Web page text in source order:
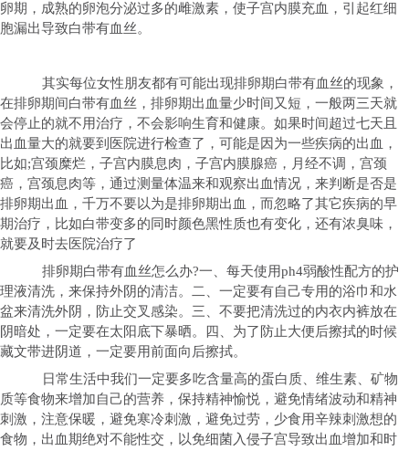
卵期，成熟的卵泡分泌过多的雌激素，使子宫内膜充血，引起红细
胞漏出导致白带有血丝。
其实每位女性朋友都有可能出现排卵期白带有血丝的现象，
在排卵期间白带有血丝，排卵期出血量少时间又短，一般两三天就
会停止的就不用治疗，不会影响生育和健康。如果时间超过七天且
出血量大的就要到医院进行检查了，可能是因为一些疾病的出血，
比如;宫颈糜烂，子宫内膜息肉，子宫内膜腺癌，月经不调，宫颈
癌，宫颈息肉等，通过测量体温来和观察出血情况，来判断是否是
排卵期出血，千万不要以为是排卵期出血，而忽略了其它疾病的早
期治疗，比如白带变多的同时颜色黑性质也有变化，还有浓臭味，
就要及时去医院治疗了
排卵期白带有血丝怎么办?一、每天使用ph4弱酸性配方的护
理液清洗，来保持外阴的清洁。二、一定要有自己专用的浴巾和水
盆来清洗外阴，防止交叉感染。三、不要把清洗过的内衣内裤放在
阴暗处，一定要在太阳底下暴晒。四、为了防止大便后擦拭的时候
藏文带进阴道，一定要用前面向后擦拭。
日常生活中我们一定要多吃含量高的蛋白质、维生素、矿物
质等食物来增加自己的营养，保持精神愉悦，避免情绪波动和精神
刺激，注意保暖，避免寒冷刺激，避免过劳，少食用辛辣刺激想的
食物，出血期绝对不能性交，以免细菌入侵子宫导致出血增加和时